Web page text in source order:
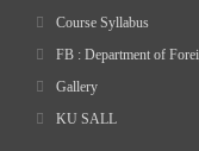
Course Syllabus
FB : Department of
Gallery
KU SALL